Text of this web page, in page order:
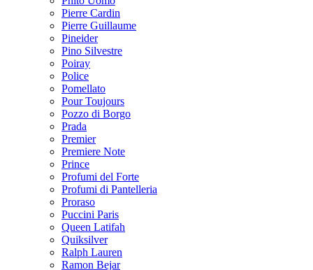
Pierre Cardin
Pierre Guillaume
Pineider
Pino Silvestre
Poiray
Police
Pomellato
Pour Toujours
Pozzo di Borgo
Prada
Premier
Premiere Note
Prince
Profumi del Forte
Profumi di Pantelleria
Proraso
Puccini Paris
Queen Latifah
Quiksilver
Ralph Lauren
Ramon Bejar